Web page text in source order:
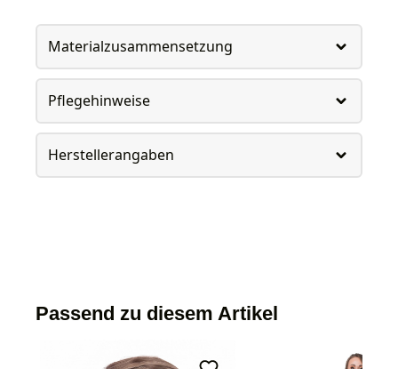
Materialzusammensetzung
Pflegehinweise
Herstellerangaben
Passend zu diesem Artikel